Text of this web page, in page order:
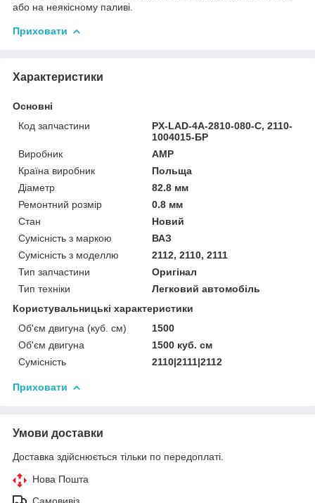
або на неякісному паливі.
Приховати
Характеристики
Основні
Код запчастини
PX-LAD-4A-2810-080-C, 2110-
1004015-БР
Виробник
AMP
Країна виробник
Польща
Діаметр
82.8 мм
Ремонтний розмір
0.8 мм
Стан
Новий
Сумісність з маркою
ВАЗ
Сумісність з моделлю
2112, 2110, 2111
Тип запчастини
Оригінал
Тип техніки
Легковий автомобіль
Користувальницькі характеристики
Об'єм двигуна (куб. см)
1500
Об'єм двигуна
1500 куб. cм
Сумісність
2110|2111|2112
Приховати
Умови доставки
Доставка здійснюється тільки по передоплаті.
Нова Пошта
Самовивіз